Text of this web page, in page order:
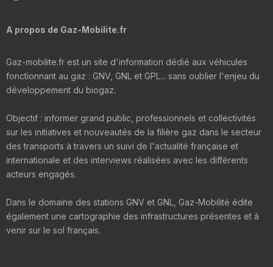
A propos de Gaz-Mobilite.fr
Gaz-mobilite.fr est un site d'information dédié aux véhicules
fonctionnant au gaz : GNV, GNL et GPL... sans oublier l'enjeu du
développement du biogaz.
Objectif : informer grand public, professionnels et collectivités
sur les initiatives et nouveautés de la filière gaz dans le secteur
des transports à travers un suivi de l'actualité française et
internationale et des interviews réalisées avec les différents
acteurs engagés.
Dans le domaine des stations GNV et GNL, Gaz-Mobilité édite
également une cartographie des infrastructures présentes et à
venir sur le sol français.